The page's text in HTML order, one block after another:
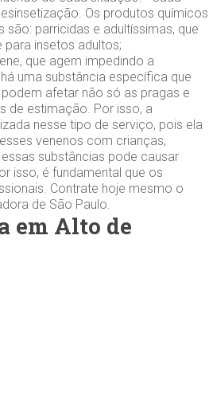
Os produtos químicos
parricidas e adultíssimas, que
insetos adultos;
que agem impedindo a
uma substância específica que
afetar não só as pragas e
de estimação. Por isso, a
nesse tipo de serviço, pois ela
venenos com crianças,
substâncias pode causar
isso, é fundamental que os
Contrate hoje mesmo o
de São Paulo.
em Alto de